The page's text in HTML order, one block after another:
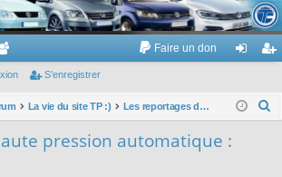
futurs acquéreurs du Volkswagen Touran
Faire un don
ne nr
S’enregistrer
La vie du site TP :) Les reportages de TP : avis, commentaires et réactions
pression automatique :